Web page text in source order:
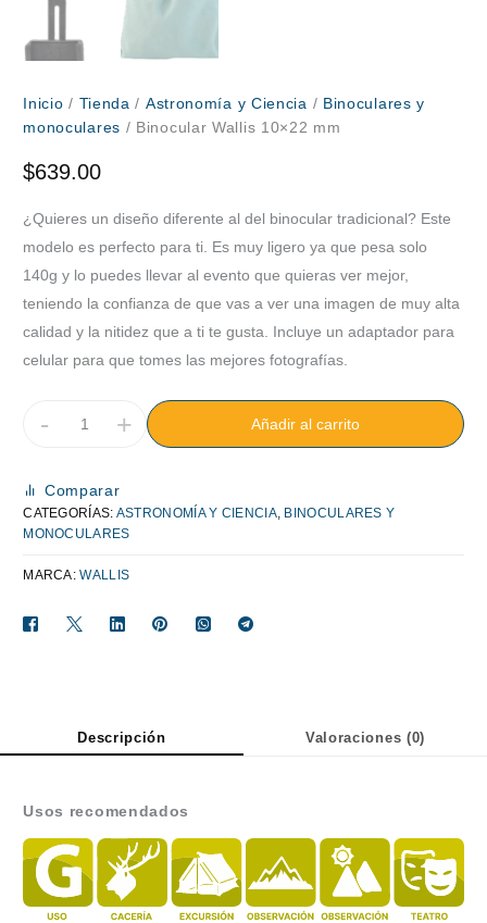
Inicio / Tienda / Astronomía y Ciencia / Binoculares y
monoculares / Binocular Wallis 10×22 mm
$639.00
¿Quieres un diseño diferente al del binocular tradicional? Este
modelo es perfecto para ti. Es muy ligero ya que pesa solo
140g y lo puedes llevar al evento que quieras ver mejor,
teniendo la confianza de que vas a ver una imagen de muy alta
calidad y la nitidez que a ti te gusta. Incluye un adaptador para
celular para que tomes las mejores fotografías.
+
- Añadir al carrito
Comparar
CATEGORÍAS: ASTRONOMÍA Y CIENCIA, BINOCULARES Y
MONOCULARES
MARCA:WALLIS
Descripción Valoraciones (0)
Usos recomendados